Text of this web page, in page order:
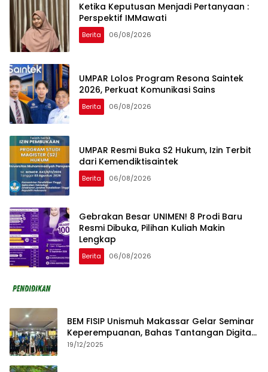
Ketika Keputusan Menjadi Pertanyaan :
Perspektif IMMawati
Berita 06/08/2026
UMPAR Lolos Program Resona Saintek
2026, Perkuat Komunikasi Sains
Berita 06/08/2026
UMPAR Resmi Buka S2 Hukum, Izin Terbit
dari Kemendiktisaintek
Berita 06/08/2026
Gebrakan Besar UNIMEN! 8 Prodi Baru
Resmi Dibuka, Pilihan Kuliah Makin
Lengkap
Berita 06/08/2026
BEM FISIP Unismuh Makassar Gelar Seminar
Keperempuanan, Bahas Tantangan Digital
dan Budaya Lokal
19/12/2025